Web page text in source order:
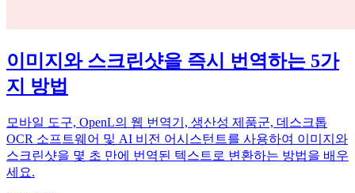
이미지와 스크린샷을 즉시 번역하는 5가
지 방법
모바일 도구, OpenL의 웹 번역기, 생산성 제품군, 데스크톱
OCR 소프트웨어 및 AI 비전 어시스턴트를 사용하여 이미지와
스크린샷을 몇 초 만에 번역된 텍스트로 변환하는 방법을 배우
세요.